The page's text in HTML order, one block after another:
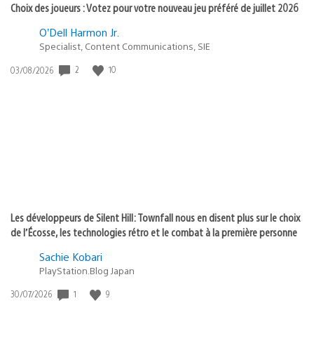
Choix des joueurs : Votez pour votre nouveau jeu préféré de juillet 2026
O’Dell Harmon Jr.
Specialist, Content Communications, SIE
Date
03/08/2026 2 10
Les développeurs de Silent Hill: Townfall nous en disent plus sur le choix
de l’Écosse, les technologies rétro et le combat à la première personne
Sachie Kobari
PlayStation.Blog Japan
Date
30/07/2026 1 9